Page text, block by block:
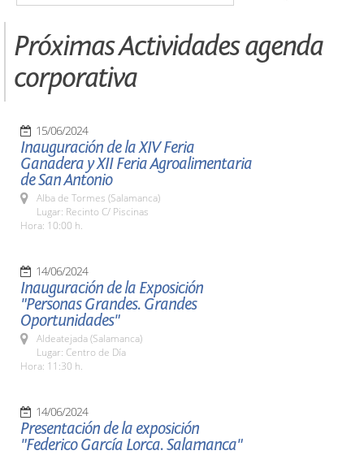
Próximas Actividades agenda
corporativa
15/06/2024
Inauguración de la XIV Feria
Ganadera y XII Feria Agroalimentaria
de San Antonio
Alba de Tormes (Salamanca)
Lugar: Recinto C/ Piscinas
Hora: 10:00 h.
14/06/2024
Inauguración de la Exposición
"Personas Grandes. Grandes
Oportunidades"
Aldeatejada (Salamanca)
Lugar: Centro de Día
Hora: 11:30 h.
14/06/2024
Presentación de la exposición
"Federico García Lorca. Salamanca"